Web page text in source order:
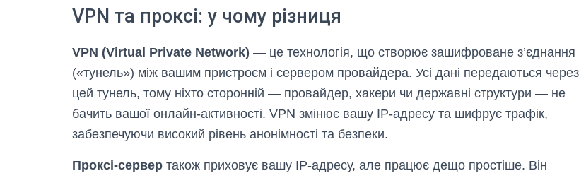
VPN та проксі: у чому різниця
VPN (Virtual Private Network) — це технологія, що створює зашифроване з’єднання
(«тунель») між вашим пристроєм і сервером провайдера. Усі дані передаються через
цей тунель, тому ніхто сторонній — провайдер, хакери чи державні структури — не
бачить вашої онлайн-активності. VPN змінює вашу IP-адресу та шифрує трафік,
забезпечуючи високий рівень анонімності та безпеки.
Проксі-сервер також приховує вашу IP-адресу, але працює дещо простіше. Він